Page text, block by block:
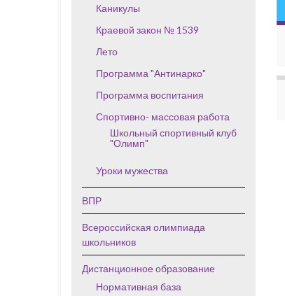
Каникулы
Краевой закон № 1539
Лето
Программа "Антинарко"
Программа воспитания
Спортивно- массовая работа
Школьный спортивный клуб
"Олимп"
Уроки мужества
ВПР
Всероссийская олимпиада
школьников
Дистанционное образование
Нормативная база